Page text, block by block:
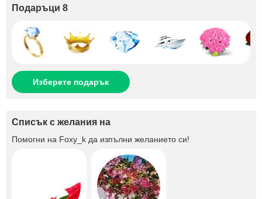
Подаръци 8
Изберете подарък
Списък с желания на
Помогни на Foxy_k да изпълни желанието си!